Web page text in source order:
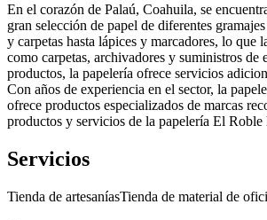
En el corazón de Palaú, Coahuila, se
gran selección de papel de diferentes
y carpetas hasta lápices y marcadores, lo
como carpetas, archivadores y suministros
productos, la papelería ofrece servicios
Con años de experiencia en el sector, la
ofrece productos especializados de marcas
productos y servicios de la papelería El
Servicios
Tienda de artesaníasTienda de material de